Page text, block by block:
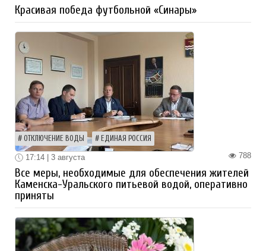
Красивая победа футбольной «Синары»
ОТКЛЮЧЕНИЕ ВОДЫ ЕДИНАЯ РОССИЯ
788
17:14 | 3 августа
Все меры, необходимые для обеспечения жителей
Каменска-Уральского питьевой водой, оперативно
приняты